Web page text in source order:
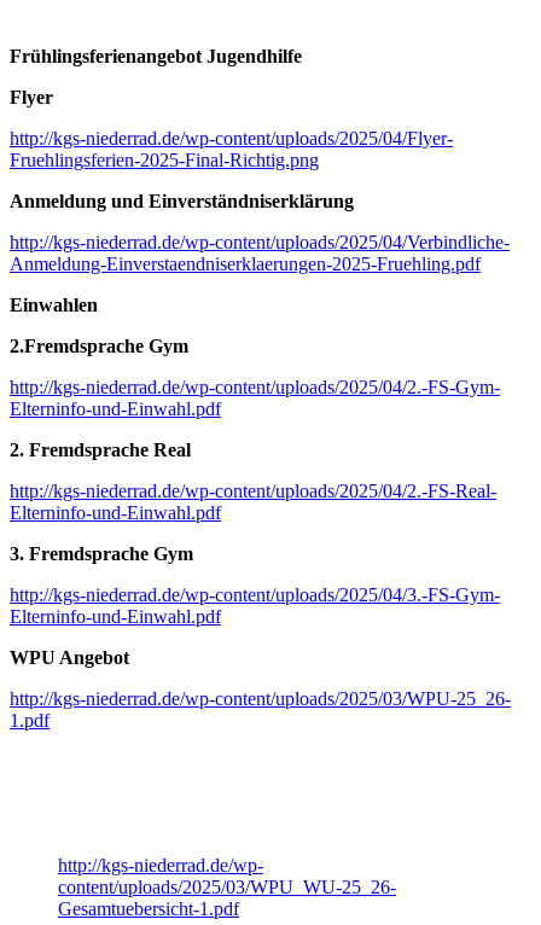
Frühlingsferienangebot Jugendhilfe
Flyer
http://kgs-niederrad.de/wp-content/uploads/2025/04/Flyer-
Fruehlingsferien-2025-Final-Richtig.png
Anmeldung und Einverständniserklärung
http://kgs-niederrad.de/wp-content/uploads/2025/04/Verbindliche-
Anmeldung-Einverstaendniserklaerungen-2025-Fruehling.pdf
Einwahlen
2.Fremdsprache Gym
http://kgs-niederrad.de/wp-content/uploads/2025/04/2.-FS-Gym-
Elterninfo-und-Einwahl.pdf
2. Fremdsprache Real
http://kgs-niederrad.de/wp-content/uploads/2025/04/2.-FS-Real-
Elterninfo-und-Einwahl.pdf
3. Fremdsprache Gym
http://kgs-niederrad.de/wp-content/uploads/2025/04/3.-FS-Gym-
Elterninfo-und-Einwahl.pdf
WPU Angebot
http://kgs-niederrad.de/wp-content/uploads/2025/03/WPU-25_26-
1.pdf
http://kgs-niederrad.de/wp-
content/uploads/2025/03/WPU_WU-25_26-
Gesamtuebersicht-1.pdf